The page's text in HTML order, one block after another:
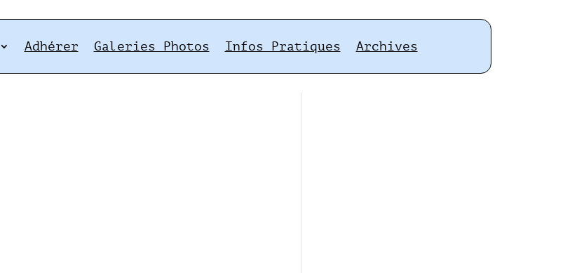
Adhérer Galeries Photos Infos Pratiques Archives